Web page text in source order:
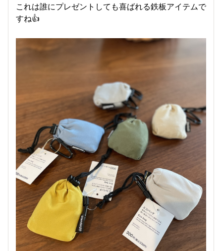
これは誰にプレゼントしても喜ばれる鉄板アイテムで
すね👍